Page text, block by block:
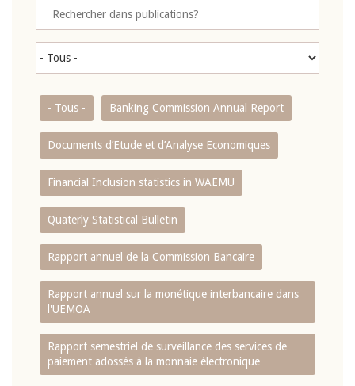
- Tous - Banking Commission Annual Report
Documents d’Etude et d’Analyse Economiques
Financial Inclusion statistics in WAEMU
Quaterly Statistical Bulletin
Rapport annuel de la Commission Bancaire
Rapport annuel sur la monétique interbancaire dans
l'UEMOA
Rapport semestriel de surveillance des services de
paiement adossés à la monnaie électronique